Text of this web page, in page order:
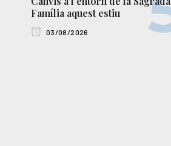
Família aquest estiu
03/08/2026